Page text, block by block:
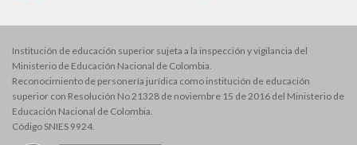
Institución de educación superior sujeta a la inspección y vigilancia del
Ministerio de Educación Nacional de Colombia.
Reconocimiento de personería jurídica como institución de educación
superior con Resolución No 21328 de noviembre 15 de 2016 del Ministerio de
Educación Nacional de Colombia.
Código SNIES 9924.